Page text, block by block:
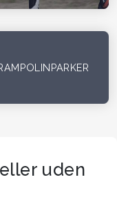
uden